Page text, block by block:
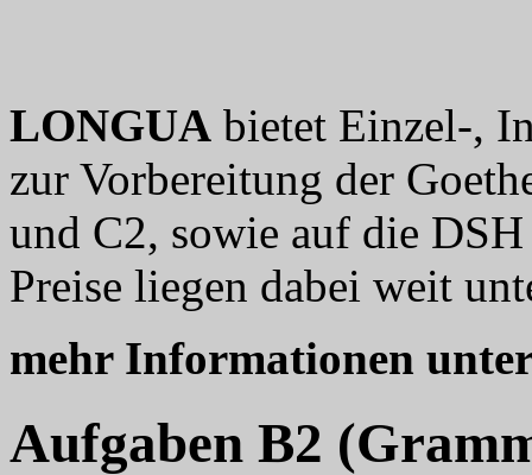
LONGUA bietet Einzel-,
zur Vorbereitung der
und C2, sowie auf die
Preise liegen dabei weit
mehr Informationen
Aufgaben B2